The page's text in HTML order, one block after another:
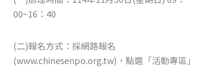
00~16：40
(二)報名方式：採網路報名
(www.chinesenpo.org.tw)，點選「活動專區」